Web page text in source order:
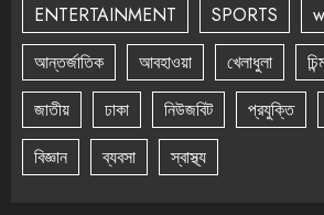
ENTERTAINMENT SPORTS
আন্তর্জাতিক
আবহাওয়া খেলাধুলা
জাতীয়
ঢাকা নিউজবিট প্রযুক্তি
বিজ্ঞান
ব্যবসা স্বাস্থ্য